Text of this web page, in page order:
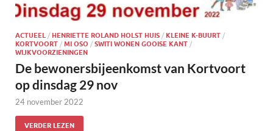
ACTUEEL / HENRIETTE ROLAND HOLST HUIS / KLEINE K-BUURT /
KORTVOORT / MI OSO / SWITI WONEN GOOISE KANT /
WIJKVOORZIENINGEN
De bewonersbijeenkomst van Kortvoort
op dinsdag 29 nov
24 november 2022
VERDER LEZEN